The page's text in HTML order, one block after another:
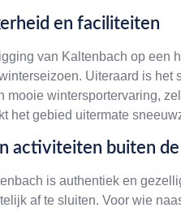
en faciliteiten
van Kaltenbach op een
Uiteraard is
mooie wintersportervaring,
het gebied uitermate
activiteiten buiten
is authentiek en
af te sluiten. Voor wie